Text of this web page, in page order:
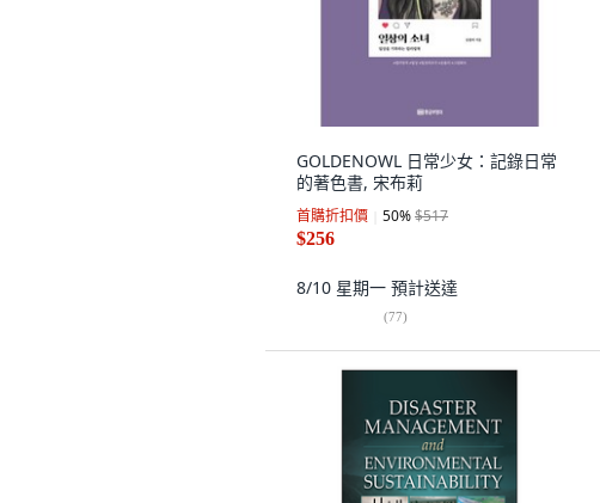
GOLDENOWL 日常少女：記錄日常
的著色書, 宋布莉
首購折扣價 50%$517
$256
8/10 星期一 預計送達
(77)